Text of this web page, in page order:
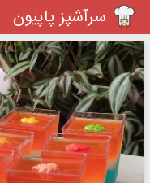
سرآشپز پاپیون